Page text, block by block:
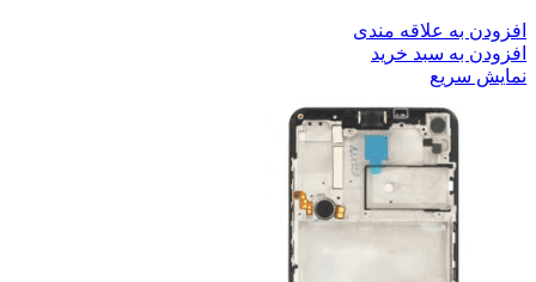
افزودن به علاقه مندی
افزودن به سبد خرید
نمایش سریع